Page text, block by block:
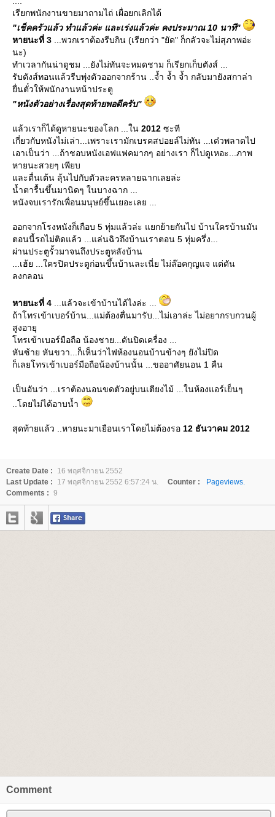
เรียกพนักงานขายมาถามไถ่ เผื่อยกเลิกได้
"เช็คครัวแล้ว ทำแล้วค่ะ และเร่งแล้วค่ะ คงประมาณ 10 นาที"
หายนะที่ 3
...พวกเราต้องรีบกิน (เรียกว่า "ยัด" ก็กลัวจะไม่สุภาพอ่ะ
นะ)
ทำเวลากันน่าดูชม ...ยังไม่ทันจะหมดชาม ก็เรียกเก็บตังส์ ...
รับตังส์ทอนแล้วรีบพุ่งตัวออกจากร้าน ..จ้ำ จ้ำ จ้ำ กลับมายังสกาล่า
ื่นตั๋วให้พนักงานหน้าประตู
"หนังตัวอย่างเรื่องสุดท้ายพอดีครับ"
ล้วเราก็ได้ดูหายนะของโลก ...ใน 2012 ซะที
เกี่ยวกับหนังไม่เล่า...เพราะเรามักเบรคสปอยล์ไม่ทัน ...เด๋วพลาดไป
เอาเป็นว่า ...ถ้าชอบหนังเอฟแฟคมากๆ อย่างเรา ก็ไปดูเหอะ...ภาพ
หายนะสวยๆ เพียบ
ละตื่นเต้น ลุ้นไปกับตัวละครหลายฉากเลยล่ะ
น้ำตารื้นขึ้นมานิดๆ ในบางฉาก ...
หนังจบเรารักเพื่อนมนุษย์ขึ้นเยอะเลย ...
ออกจากโรงหนังก็เกือบ 5 ทุ่มแล้วล่ะ แยกย้ายกันไป บ้านใครบ้านมัน
ตอนนี้รถไม่ติดแล้ว ...แล่นฉิวถึงบ้านเราตอน 5 ทุ่มครึ่ง...
ผ่านประตูรั้วมาจนถึงประตูหลังบ้าน
...เฮ้ย ...ใครปิดประตูก่อนขึ้นบ้านละเนี่ย ไม่ล๊อคกุญแจ แต่ดัน
ลงกลอน
หายนะที่ 4 ...แล้วจะเข้าบ้านได้ไงล่ะ ...
ถ้าโทรเข้าเบอร์บ้าน...แม่ต้องตื่นมารับ...ไม่เอาล่ะ ไม่อยากรบกวนผู้
สูงอายุ
ทรเข้าเบอร์มือถือ น้องชาย...ดันปิดเครื่อง ...
หันซ้าย หันขวา...ก็เห็นว่าไฟห้องนอนบ้านข้างๆ ยังไม่ปิด
ก็เลยโทรเข้าเบอร์มือถือน้องบ้านนั้น ...ขออาศัยนอน 1 คืน
เป็นอันว่า ...เราต้องนอนขดตัวอยู่บนเตียงไม้ ...ในห้องแอร์เย็นๆ
..โดยไม่ได้อาบน้ำ
สุดท้ายแล้ว ..หายนะมาเยือนเราโดยไม่ต้องรอ 12 ธันวาคม 2012
Create Date :
16 พฤศจิกายน 2552
Last Update :
17 พฤศจิกายน 2552 6:57:24 น. Counter :
Pageviews.
Comments : 9
Comment